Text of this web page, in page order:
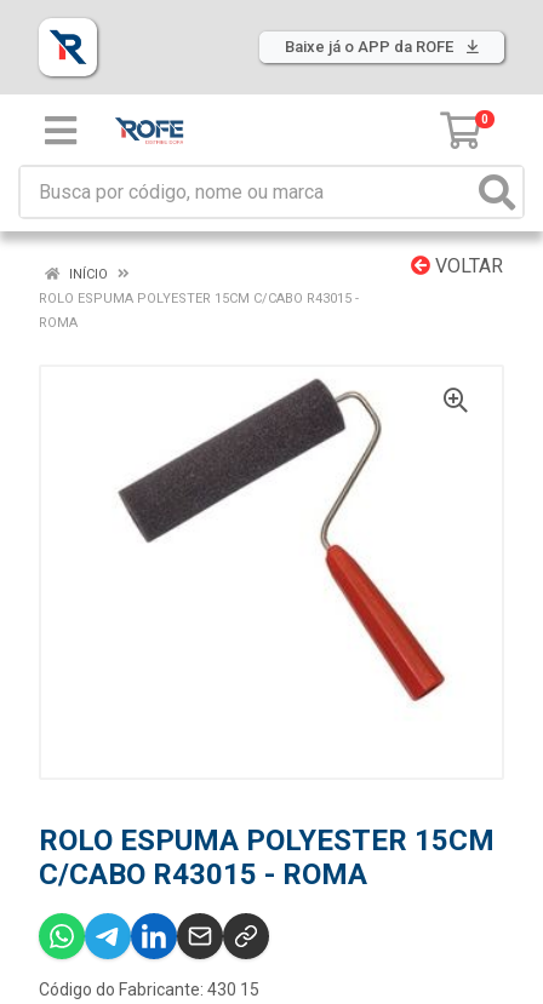
Baixe já o APP da ROFE
0
VOLTAR
INÍCIO
ROLO ESPUMA POLYESTER 15CM C/CABO R43015 -
ROMA
ROLO ESPUMA POLYESTER 15CM
C/CABO R43015 - ROMA
Código do Fabricante: 430 15